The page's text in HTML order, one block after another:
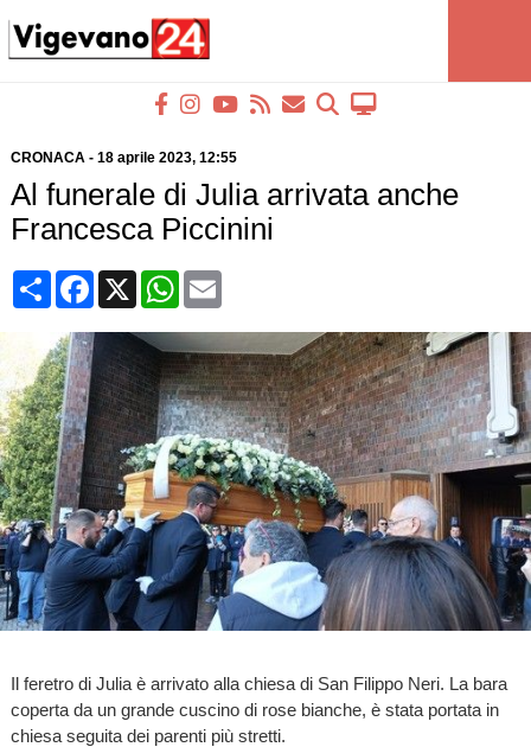
CRONACA- 18 aprile 2023, 12:55
Al funerale di Julia arrivata anche
Francesca Piccinini
CondividiFacebook
X WhatsApp
Email
Il feretro di Julia è arrivato alla chiesa di San Filippo Neri. La bara
coperta da un grande cuscino di rose bianche, è stata portata in
chiesa seguita dei parenti più stretti.